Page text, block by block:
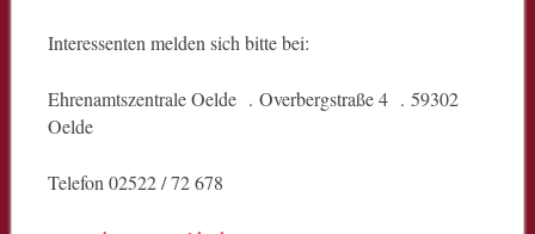
Interessenten melden sich bitte bei:
Ehrenamtszentrale Oelde . Overbergstraße 4 . 59302
Oelde
Telefon 02522 / 72 678